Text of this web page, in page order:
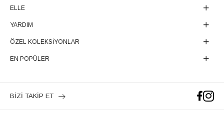
ELLE
YARDIM
ÖZEL KOLEKSİYONLAR
EN POPÜLER
BİZİ TAKİP ET